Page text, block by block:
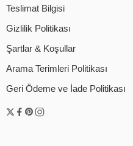
Teslimat Bilgisi
Gizlilik Politikası
Şartlar & Koşullar
Arama Terimleri Politikası
Geri Ödeme ve İade Politikası